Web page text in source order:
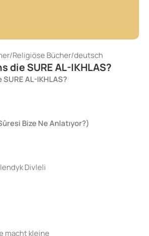
/Religiöse Bücher/deutsch
die SURE AL-IKHLAS?
AL-IKHLAS?
Bize Ne Anlatıyor?)
Divleli
macht kleine